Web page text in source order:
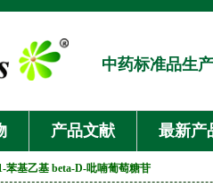
中药标准品生
产品文献 最新产
苯基乙基 beta-D-吡喃葡萄糖苷